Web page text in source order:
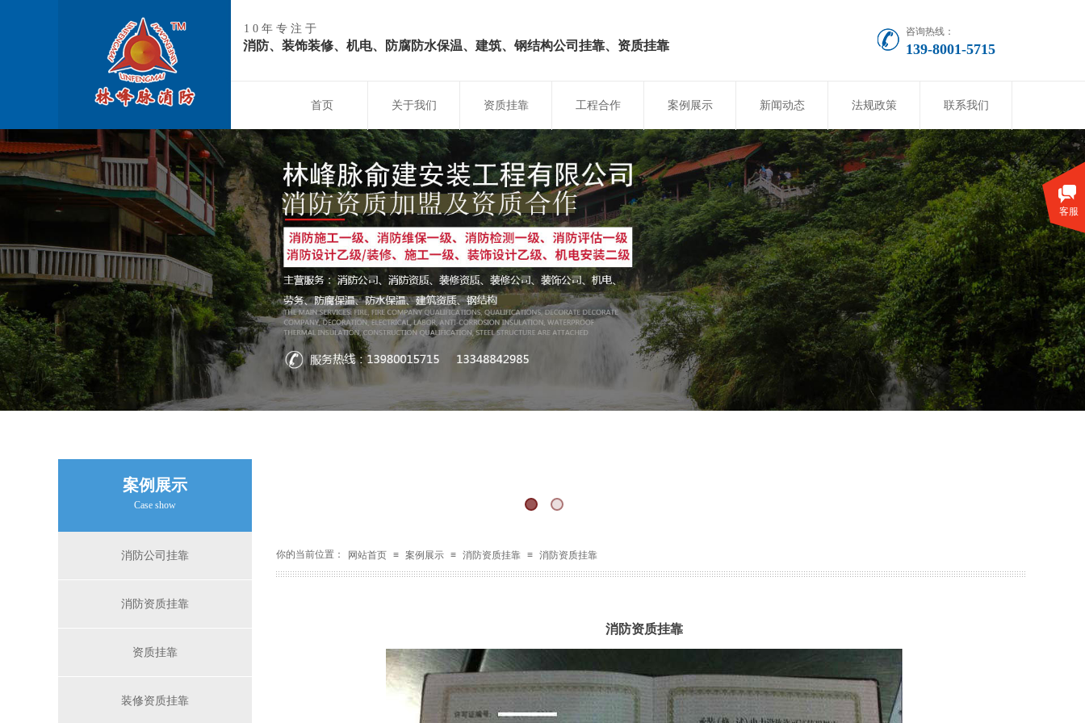
首页 关于我们 资质挂靠 工程合作 案例展示 新闻动态 法规政策 联系我们
10年专注于
消防、装饰装修、机电、防腐防水保温、建筑、钢结构公司挂靠、资质挂靠
咨询热线：
139-8001-5715
案例展示
Case show
消防公司挂靠
消防资质挂靠
资质挂靠
装修资质挂靠
你的当前位置： 网站首页 ≡ 案例展示 ≡ 消防资质挂靠 ≡ 消防资质挂靠
消防资质挂靠
客服